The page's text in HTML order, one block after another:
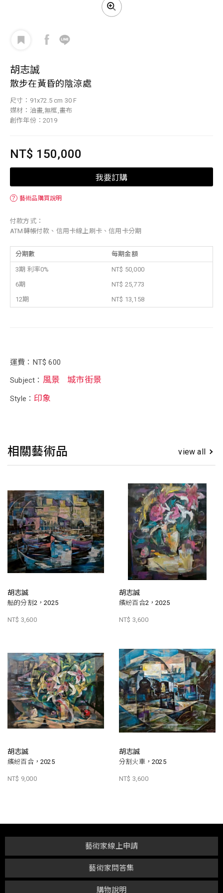
胡志誠
散步在黃昏的陰涼處
尺寸：91x72.5 cm 30 F
媒材：油畫,無框,畫布
創作年份：2019
NT$ 150,000
我要訂購
？ 藝術品購買說明
付款方式：
ATM轉帳付款、信用卡線上刷卡、信用卡分期
分期數 每期金額
3期 利率0%
NT$ 50,000
6期
NT$ 25,773
12期
NT$ 13,158
運費：NT$ 600
Subject： 風景 城市街景
Style： 印象
相關藝術品 view all
胡志誠
船的分割2，2025
NT$ 3,600
胡志誠
繽紛百合2，2025
NT$ 3,600
胡志誠
繽紛百合，2025
NT$ 9,000
胡志誠
分割火車，2025
NT$ 3,600
購物說明
藝術家問答集
藝術家線上申請